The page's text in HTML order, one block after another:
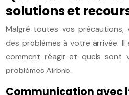
solutions et
Malgré toutes vos précautions,
des problèmes à votre arrivée.
comment réagir et quels sont
problèmes Airbnb.
Communication avec